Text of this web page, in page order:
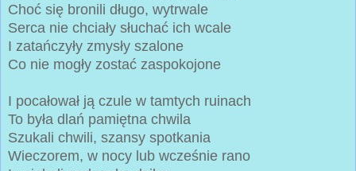
Choć się bronili długo, wytrwale
Serca nie chciały słuchać ich wcale
I zatańczyły zmysły szalone
Co nie mogły zostać zaspokojone
I pocałował ją czule w tamtych ruinach
To była dlań pamiętna chwila
Szukali chwili, szansy spotkania
Wieczorem, w nocy lub wcześnie rano